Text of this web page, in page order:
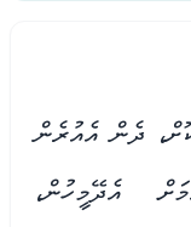
ދެން އެއުރެން
އެދޭމީހުން،